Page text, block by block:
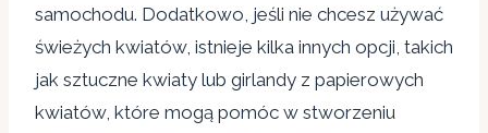
samochodu. Dodatkowo, jeśli nie chcesz używać
świeżych kwiatów, istnieje kilka innych opcji, takich
jak sztuczne kwiaty lub girlandy z papierowych
kwiatów, które mogą pomóc w stworzeniu